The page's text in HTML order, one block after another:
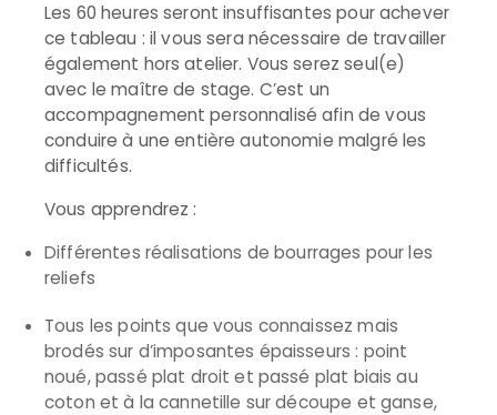
Les 60 heures seront insuffisantes pour achever
ce tableau : il vous sera nécessaire de travailler
également hors atelier. Vous serez seul(e)
avec le maître de stage. C’est un
accompagnement personnalisé afin de vous
conduire à une entière autonomie malgré les
difficultés.
Vous apprendrez :
Différentes réalisations de bourrages pour les
reliefs
Tous les points que vous connaissez mais
brodés sur d’imposantes épaisseurs : point
noué, passé plat droit et passé plat biais au
coton et à la cannetille sur découpe et ganse,